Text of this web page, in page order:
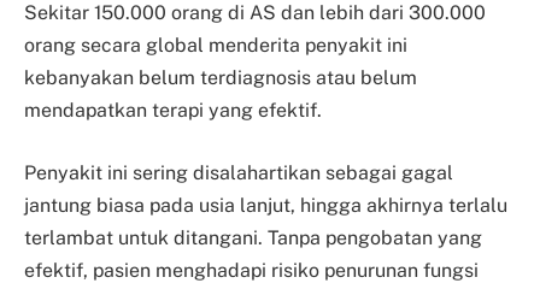
Sekitar 150.000 orang di AS dan lebih dari 300.000
orang secara global menderita penyakit ini
kebanyakan belum terdiagnosis atau belum
mendapatkan terapi yang efektif.
Penyakit ini sering disalahartikan sebagai gagal
jantung biasa pada usia lanjut, hingga akhirnya terlalu
terlambat untuk ditangani. Tanpa pengobatan yang
efektif, pasien menghadapi risiko penurunan fungsi